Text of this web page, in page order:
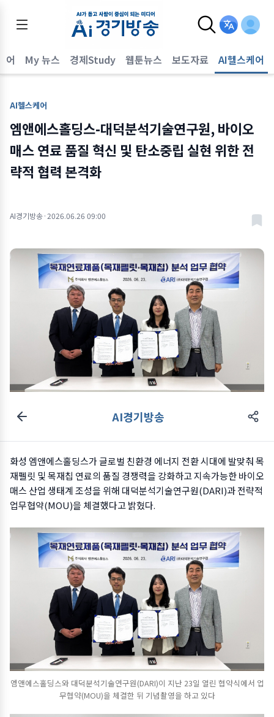
어 My 뉴스 경제Study 웹툰뉴스 보도자료 AI헬스케어
AI헬스케어
엠앤에스홀딩스-대덕분석기술연구원, 바이오
매스 연료 품질 혁신 및 탄소중립 실현 위한 전
략적 협력 본격화
AI경기방송·2026.06.26 09:00
AI경기방송
화성 엠앤에스홀딩스가 글로벌 친환경 에너지 전환 시대에 발맞춰 목
재펠릿 및 목재칩 연료의 품질 경쟁력을 강화하고 지속가능한 바이오
매스 산업 생태계 조성을 위해 대덕분석기술연구원(DARI)과 전략적
업무협약(MOU)을 체결했다고 밝혔다.
엠앤에스홀딩스와 대덕분석기술연구원(DARI)이 지난 23일 열린 협약식에서 업
무협약(MOU)을 체결한 뒤 기념촬영을 하고 있다